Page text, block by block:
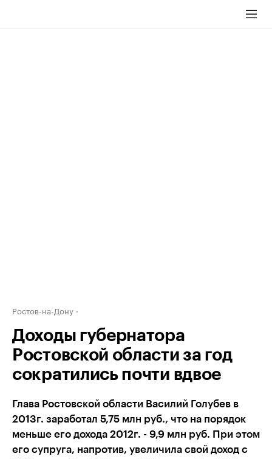
Ростов-на-Дону
Доходы губернатора
Ростовской области за год
сократились почти вдвое
Глава Ростовской области Василий Голубев в
2013г. заработал 5,75 млн руб., что на порядок
меньше его дохода 2012г. - 9,9 млн руб. При этом
его супруга, напротив, увеличила свой доход с